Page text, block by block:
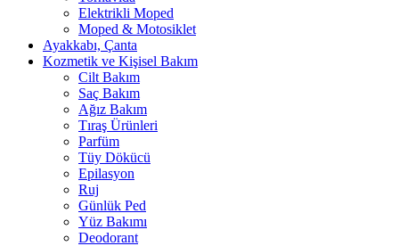
Elektrikli Moped
Moped & Motosiklet
Ayakkabı, Çanta
Kozmetik ve Kişisel Bakım
Cilt Bakım
Saç Bakım
Ağız Bakım
Tıraş Ürünleri
Parfüm
Tüy Dökücü
Epilasyon
Ruj
Günlük Ped
Yüz Bakımı
Deodorant